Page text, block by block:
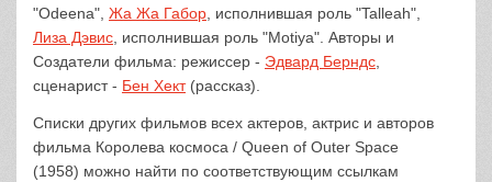
"Odeena", Жа Жа Габор , исполнившая роль "Talleah",
Лиза Дэвис , исполнившая роль "Motiya". Авторы и
Создатели фильма: режиссер - Эдвард Берндс
сценарист - Бен Хект(рассказ).
Списки других фильмов всех актеров, актрис и авторов
фильма Королева космоса / Queen of Outer Space
(1958) можно найти по соответствующим ссылкам